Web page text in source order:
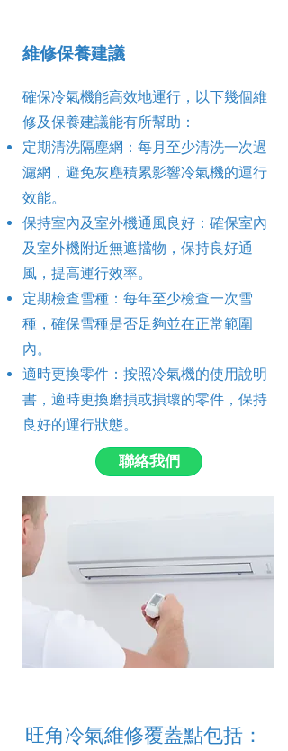
維修保養建議
確保冷氣機能高效地運行，以下幾個維
修及保養建議能有所幫助：
定期清洗隔塵網：每月至少清洗一次過
濾網，避免灰塵積累影響冷氣機的運行
效能。
保持室內及室外機通風良好：確保室內
及室外機附近無遮擋物，保持良好通
風，提高運行效率。
定期檢查雪種：每年至少檢查一次雪
種，確保雪種是否足夠並在正常範圍
內。
適時更換零件：按照冷氣機的使用說明
書，適時更換磨損或損壞的零件，保持
良好的運行狀態。
聯絡我們
旺角冷氣維修覆蓋點包括：